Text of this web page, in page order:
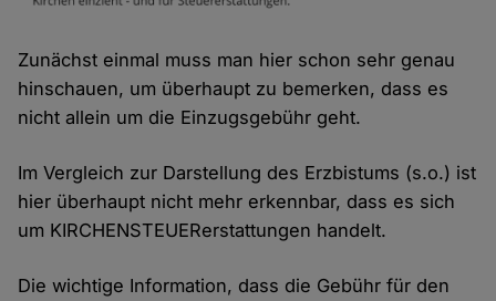
Zunächst einmal muss man hier schon sehr genau
hinschauen, um überhaupt zu bemerken, dass es
nicht allein um die Einzugsgebühr geht.
Im Vergleich zur Darstellung des Erzbistums (s.o.) ist
hier überhaupt nicht mehr erkennbar, dass es sich
um KIRCHENSTEUERerstattungen handelt.
Die wichtige Information, dass die Gebühr für den